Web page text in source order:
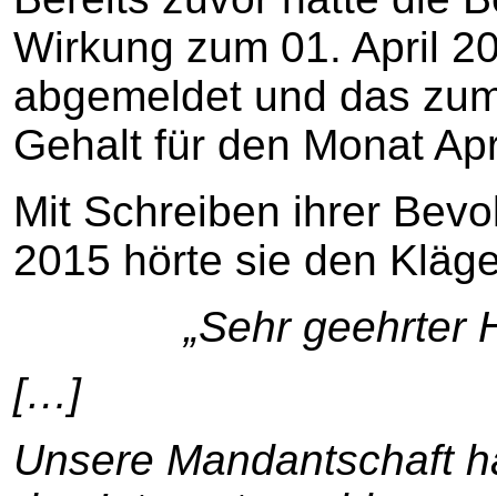
Wirkung zum 01. April
abgemeldet und das
Gehalt für den Monat
Mit Schreiben ihrer
2015 hörte sie den
„Sehr geehrter
[…]
Unsere Mandantschaft